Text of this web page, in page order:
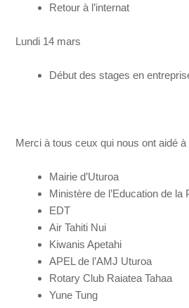
Retour à l’internat
Lundi 14 mars
Début des stages en
Merci à tous ceux qui nous ont aidé
Mairie d’Uturoa
Ministère de l’Education de la
EDT
Air Tahiti Nui
Kiwanis Apetahi
APEL de l’AMJ Uturoa
Rotary Club Raiatea Tahaa
Yune Tung